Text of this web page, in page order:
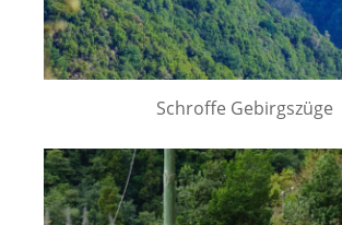
Schroffe Gebirgszüge